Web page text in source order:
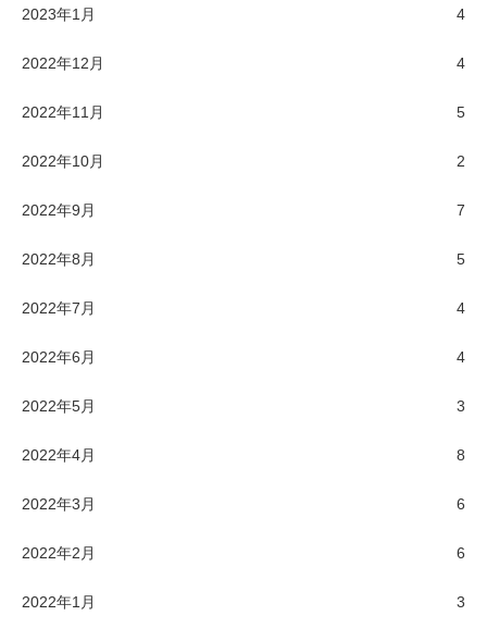
2023年1月 4
2022年12月 4
2022年11月 5
2022年10月 2
2022年9月 7
2022年8月 5
2022年7月 4
2022年6月 4
2022年5月 3
2022年4月 8
2022年3月 6
2022年2月 6
2022年1月 3